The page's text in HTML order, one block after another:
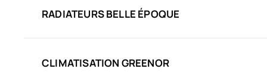
RADIATEURS BELLE ÉPOQUE
CLIMATISATION GREENOR